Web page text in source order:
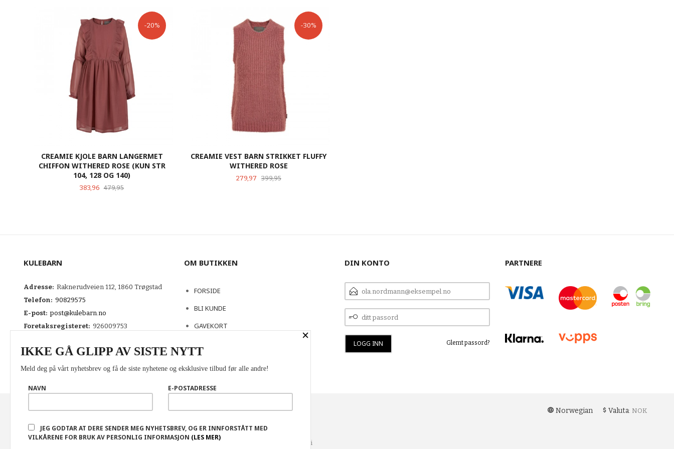
CREAMIE KJOLE BARN LANGERMET
CHIFFON WITHERED ROSE (KUN STR
104, 128 OG 140)
Tilbud
383,96 479,95Rabatt
-20%
CREAMIE VEST BARN STRIKKET FLUFFY
WITHERED ROSE
Tilbud
279,97 399,95Rabatt
-30%
KULEBARN
Adresse: Raknerudveien 112, 1860 Trøgstad
Telefon: 90829575
E-post: post@kulebarn.no
Foretaksregisteret: 926009753
OM BUTIKKEN
FORSIDE
BLI KUNDE
GAVEKORT
DIN KONTO
E-
POSTADRESSE
DITT
PASSORD
Glemt passord?
PARTNERE
Norwegian Valuta: NOK
FRAKT KJØPSBETINGELSER SIKKERHET OG PERSONVERN NYHETSBREV
Vår nettbutikk bruker cookies slik at du får en bedre kjøpsopplevelse og vi kan yte deg bedre
service. Vi bruker cookies hovedsaklig til å lagre innloggingsdetaljer og huske hva du har puttet i
×
IKKE GÅ GLIPP AV SISTE NYTT
Meld deg på vårt nyhetsbrev og få de siste nyhetene og eksklusive tilbud før alle andre!
NAVN E-POSTADRESSE
JEG GODTAR AT DERE SENDER MEG NYHETSBREV, OG ER INNFORSTÅTT MED
VILKÅRENE FOR BRUK AV PERSONLIG INFORMASJON (LES MER)